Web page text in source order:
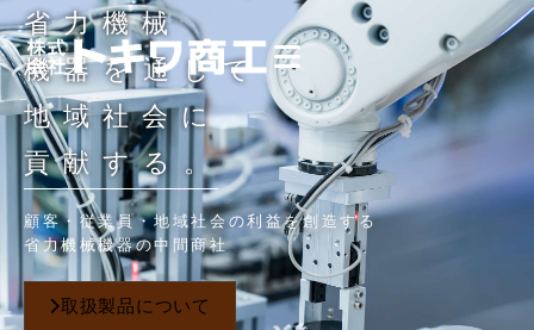
省力機械
機器を通して
地域社会に
貢献する。
顧客・従業員・地域社会の利益を創造する
省力機械機器の中間商社
取扱製品について